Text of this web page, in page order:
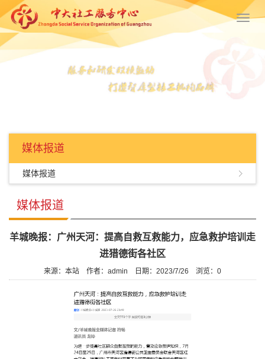
媒体报道
媒体报道
媒体报道
羊城晚报：广州天河：提高自救互救能力，应急救护培训走
进猎德街各社区
来源：本站 作者：admin 日期：2023/7/26 浏览： 0